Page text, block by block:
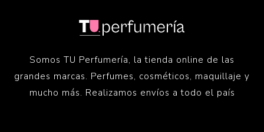
Somos TU Perfumería, la tienda online de las
grandes marcas. Perfumes, cosméticos, maquillaje y
mucho más. Realizamos envíos a todo el país